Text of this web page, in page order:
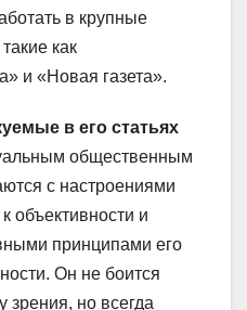
в крупные
как
и «Новая газета».
в его статьях
общественным
с настроениями
объективности и
принципами его
Он не боится
зрения, но всегда